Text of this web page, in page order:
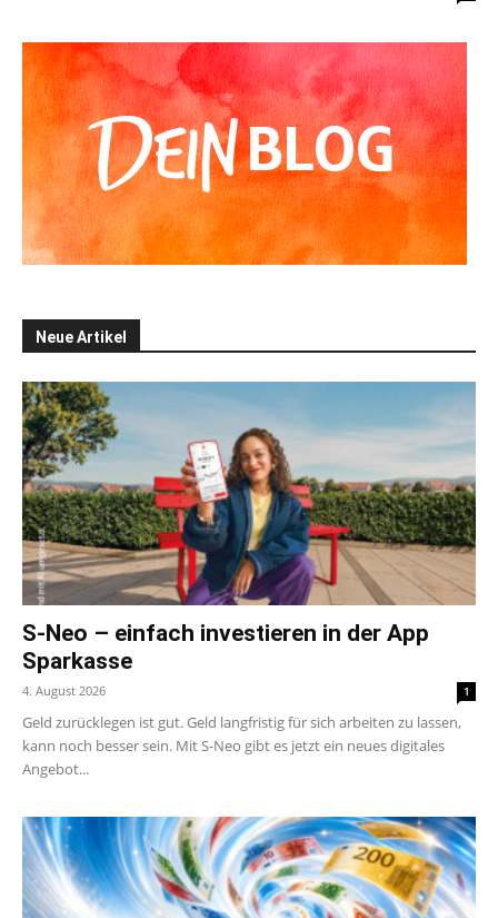
Neue Artikel
S-Neo – einfach investieren in der App
Sparkasse
4. August 2026 1
Geld zurücklegen ist gut. Geld langfristig für sich arbeiten zu lassen,
kann noch besser sein. Mit S-Neo gibt es jetzt ein neues digitales
Angebot...